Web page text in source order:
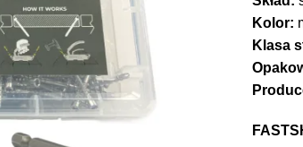
Kolor:
Klasa